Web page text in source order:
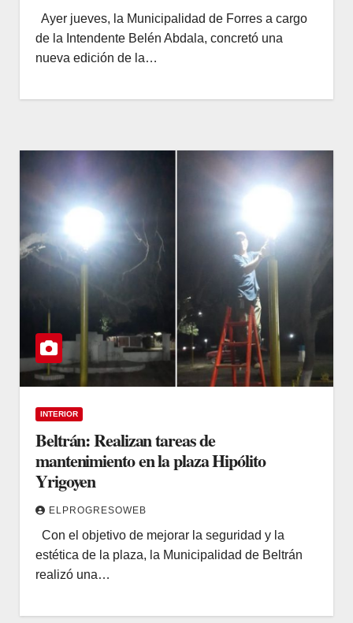
Ayer jueves, la Municipalidad de Forres a cargo
de la Intendente Belén Abdala, concretó una
nueva edición de la…
INTERIOR
Beltrán: Realizan tareas de
mantenimiento en la plaza Hipólito
Yrigoyen
ELPROGRESOWEB
Con el objetivo de mejorar la seguridad y la
estética de la plaza, la Municipalidad de Beltrán
realizó una…